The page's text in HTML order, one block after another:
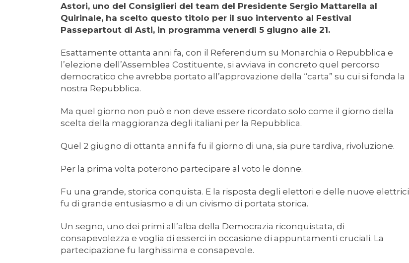
Astori, uno del Consiglieri del team del Presidente Sergio Mattarella al
Quirinale, ha scelto questo titolo per il suo intervento al Festival
Passepartout di Asti, in programma venerdì 5 giugno alle 21.
Esattamente ottanta anni fa, con il Referendum su Monarchia o Repubblica e
l’elezione dell’Assemblea Costituente, si avviava in concreto quel percorso
democratico che avrebbe portato all’approvazione della “carta” su cui si fonda la
nostra Repubblica.
Ma quel giorno non può e non deve essere ricordato solo come il giorno della
scelta della maggioranza degli italiani per la Repubblica.
Quel 2 giugno di ottanta anni fa fu il giorno di una, sia pure tardiva, rivoluzione.
Per la prima volta poterono partecipare al voto le donne.
Fu una grande, storica conquista. E la risposta degli elettori e delle nuove elettrici
fu di grande entusiasmo e di un civismo di portata storica.
Un segno, uno dei primi all’alba della Democrazia riconquistata, di
consapevolezza e voglia di esserci in occasione di appuntamenti cruciali. La
partecipazione fu larghissima e consapevole.